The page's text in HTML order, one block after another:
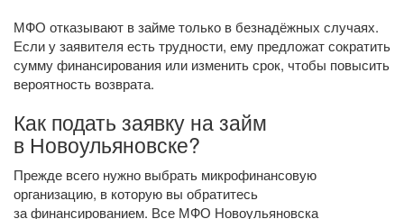
МФО отказывают в займе только в безнадёжных случаях.
Если у заявителя есть трудности, ему предложат сократить
сумму финансирования или изменить срок, чтобы повысить
вероятность возврата.
Как подать заявку на займ
в Новоульяновске?
Прежде всего нужно выбрать микрофинансовую
организацию, в которую вы обратитесь
за финансированием. Все МФО Новоульяновска